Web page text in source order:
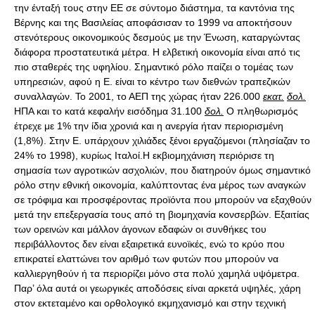
την ένταξή τους στην ΕΕ σε σύντομο διάστημα, τα καντόνια της
Βέρνης και της Βασιλείας αποφάσισαν το 1999 να αποκτήσουν
στενότερους οικονομικούς δεσμούς με την Ένωση, καταργώντας
διάφορα προστατευτικά μέτρα. Η ελβετική οικονομία είναι από τις
πιο σταθερές της υφηλίου. Σημαντικό ρόλο παίζει ο τομέας των
υπηρεσιών, αφού η Ε. είναι το κέντρο των διεθνών τραπεζικών
συναλλαγών. Το 2001, το ΑΕΠ της χώρας ήταν 226.000 εκατ. δολ.
ΗΠΑ και το κατά κεφαλήν εισόδημα 31.100 δολ. Ο πληθωρισμός
έτρεχε με 1% την ίδια χρονιά και η ανεργία ήταν περιορισμένη
(1,8%). Στην Ε. υπάρχουν χιλιάδες ξένοι εργαζόμενοι (πλησίαζαν το
24% το 1998), κυρίως Ιταλοί.Η εκβιομηχάνιση περιόρισε τη
σημασία των αγροτικών ασχολιών, που διατηρούν όμως σημαντικό
ρόλο στην εθνική οικονομία, καλύπτοντας ένα μέρος των αναγκών
σε τρόφιμα και προσφέροντας προϊόντα που μπορούν να εξαχθούν
μετά την επεξεργασία τους από τη βιομηχανία κονσερβών. Εξαιτίας
των ορεινών και μάλλον άγονων εδαφών οι συνθήκες του
περιβάλλοντος δεν είναι εξαιρετικά ευνοϊκές, ενώ το κρύο που
επικρατεί ελαττώνει τον αριθμό των φυτών που μπορούν να
καλλιεργηθούν ή τα περιορίζει μόνο στα πολύ χαμηλά υψόμετρα.
Παρ’ όλα αυτά οι γεωργικές αποδόσεις είναι αρκετά υψηλές, χάρη
στον εκτεταμένο και ορθολογικό εκμηχανισμό και στην τεχνική